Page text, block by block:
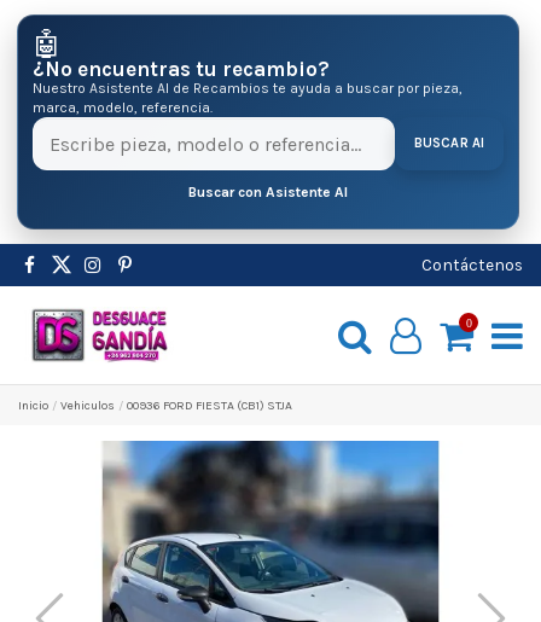
🤖
¿No encuentras tu recambio?
Nuestro Asistente AI de Recambios te ayuda a buscar por pieza,
marca, modelo, referencia.
BUSCAR AI
Buscar con Asistente AI
Contáctenos
0
Inicio Vehiculos 00936 FORD FIESTA (CB1) STJA